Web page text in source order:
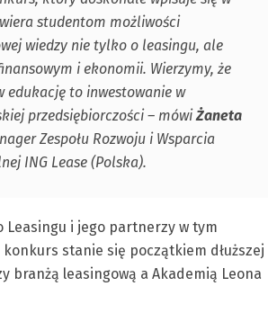
studentom możliwości
wiedzy nie tylko o leasingu, ale
i ekonomii. Wierzymy, że
edukację to inwestowanie w
przedsiębiorczości – mówiŻaneta
Zespołu Rozwoju i Wsparcia
ING Lease (Polska).
Leasingu i jego partnerzy w tym
stanie się początkiem dłuższej
branżą leasingową a Akademią Leona